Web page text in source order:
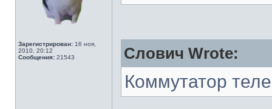
Зарегистрирован: 16 ноя,
2010, 20:12
Сообщения: 21543 Слович Wrote:
Коммутатор